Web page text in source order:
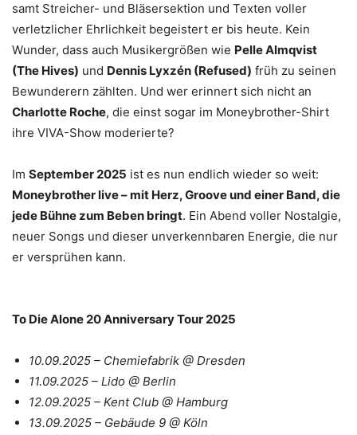
samt Streicher- und Bläsersektion und Texten voller
verletzlicher Ehrlichkeit begeistert er bis heute. Kein
Wunder, dass auch Musikergrößen wie Pelle Almqvist
(The Hives) und Dennis Lyxzén (Refused) früh zu seinen
Bewunderern zählten. Und wer erinnert sich nicht an
Charlotte Roche, die einst sogar im Moneybrother-Shirt
ihre VIVA-Show moderierte?
Im September 2025 ist es nun endlich wieder so weit:
Moneybrother live – mit Herz, Groove und einer Band, die
jede Bühne zum Beben bringt. Ein Abend voller Nostalgie,
neuer Songs und dieser unverkennbaren Energie, die nur
er versprühen kann.
To Die Alone 20 Anniversary Tour 2025
10.09.2025 – Chemiefabrik @ Dresden
11.09.2025 – Lido @ Berlin
12.09.2025 – Kent Club @ Hamburg
13.09.2025 – Gebäude 9 @ Köln